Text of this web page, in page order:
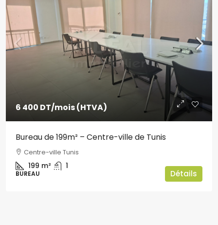
6 400 DT/mois (HTVA)
Bureau de 199m² – Centre-ville de Tunis
Centre-ville Tunis
199 m² 1
BUREAU Détails